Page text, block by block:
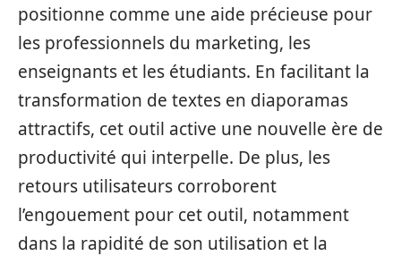
positionne comme une aide précieuse pour
les professionnels du marketing, les
enseignants et les étudiants. En facilitant la
transformation de textes en diaporamas
attractifs, cet outil active une nouvelle ère de
productivité qui interpelle. De plus, les
retours utilisateurs corroborent
l’engouement pour cet outil, notamment
dans la rapidité de son utilisation et la